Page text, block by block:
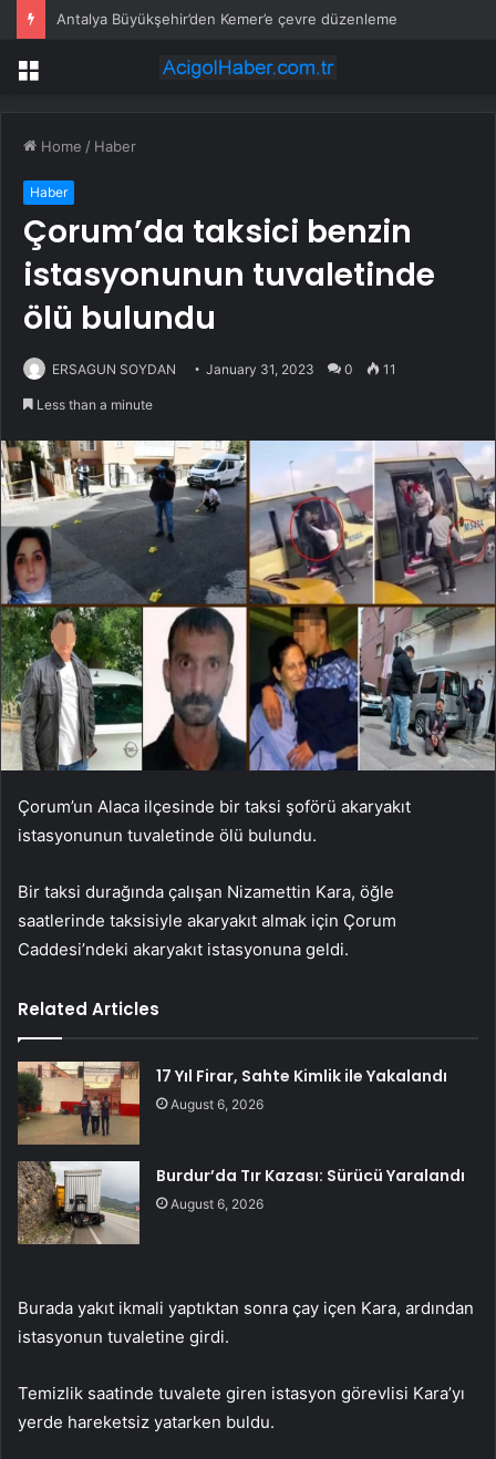
Antalya Büyükşehir’den Kemer’e çevre düzenleme
Menu
Home / Haber
Haber
Çorum’da taksici benzin
istasyonunun tuvaletinde
ölü bulundu
ERSAGUN SOYDAN January 31, 2023 0 11
Less than a minute
Çorum’un Alaca ilçesinde bir taksi şoförü akaryakıt
istasyonunun tuvaletinde ölü bulundu.
Bir taksi durağında çalışan Nizamettin Kara, öğle
saatlerinde taksisiyle akaryakıt almak için Çorum
Caddesi’ndeki akaryakıt istasyonuna geldi.
Related Articles
17 Yıl Firar, Sahte Kimlik ile Yakalandı
August 6, 2026
Burdur’da Tır Kazası: Sürücü Yaralandı
August 6, 2026
Burada yakıt ikmali yaptıktan sonra çay içen Kara, ardından
istasyonun tuvaletine girdi.
Temizlik saatinde tuvalete giren istasyon görevlisi Kara’yı
yerde hareketsiz yatarken buldu.